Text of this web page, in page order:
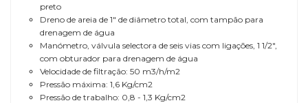
preto
Dreno de areia de 1" de diâmetro total, com tampão para
drenagem de água
Manómetro, válvula selectora de seis vias com ligações, 1 1/2",
com obturador para drenagem de água
Velocidade de filtração: 50 m3/h/m2
Pressão máxima: 1,6 Kg/cm2
Pressão de trabalho: 0,8 - 1,3 Kg/cm2